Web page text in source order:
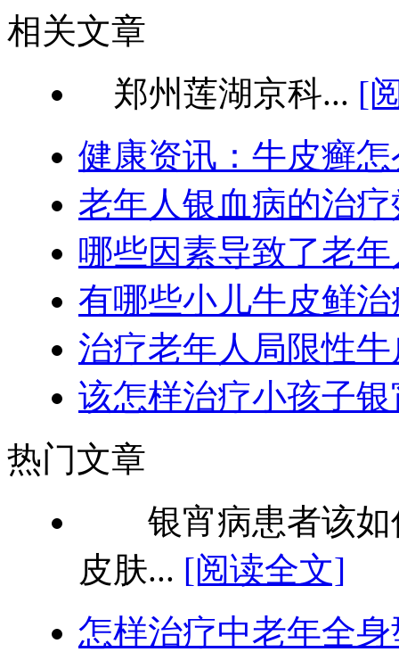
相关文章
郑州莲湖京科... [
健康资讯：牛皮癣
老年人银血病的治
哪些因素导致了老
有哪些小儿牛皮鲜
治疗老年人局限性
该怎样治疗小孩子
热门文章
银宵病患者该如
皮肤... [阅读全文]
怎样治疗中老年全